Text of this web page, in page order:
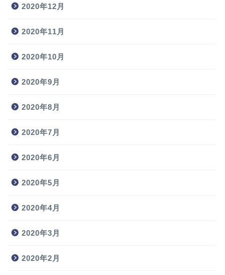
2020年12月
2020年11月
2020年10月
2020年9月
2020年8月
2020年7月
2020年6月
2020年5月
2020年4月
2020年3月
2020年2月